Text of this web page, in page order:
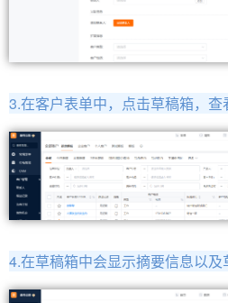
3.在客户表单中，点击草稿箱，查
4.在草稿箱中会显示摘要信息以及